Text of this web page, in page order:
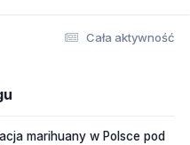
Cała aktywność
marihuany w Polsce pod